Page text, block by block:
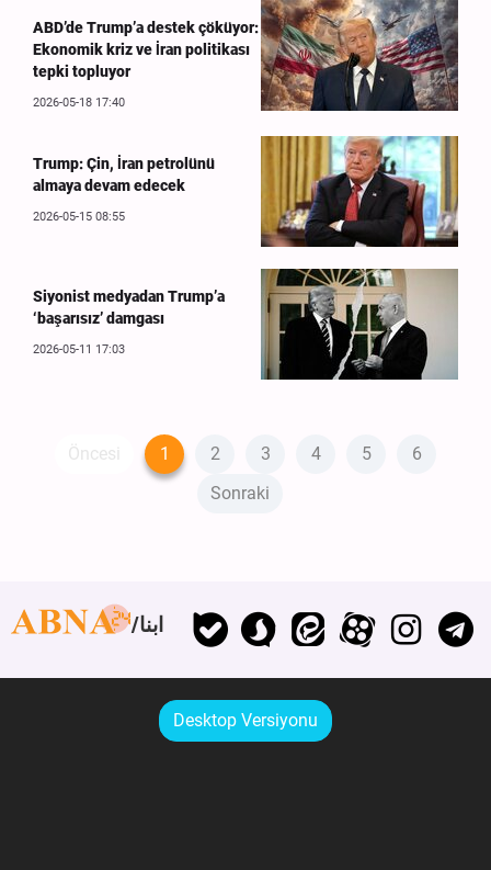
ABD’de Trump’a destek çöküyor:
Ekonomik kriz ve İran politikası
tepki topluyor
2026-05-18 17:40
Trump: Çin, İran petrolünü
almaya devam edecek
2026-05-15 08:55
Siyonist medyadan Trump’a
‘başarısız’ damgası
2026-05-11 17:03
Öncesi 1 2 3 4 5
6
Sonraki
ابنا
Desktop Versiyonu